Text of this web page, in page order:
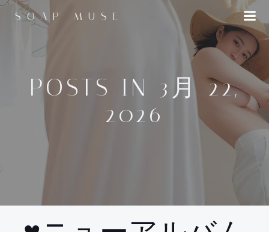
へ
ス
キ
ッ
SOAP MUSE
POSTS IN 3月 22,
2026